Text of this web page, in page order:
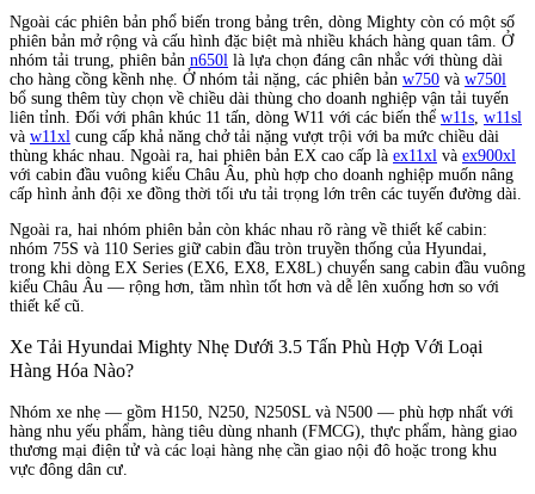
Ngoài các phiên bản phổ biến trong bảng trên, dòng Mighty còn có một số
phiên bản mở rộng và cấu hình đặc biệt mà nhiều khách hàng quan tâm. Ở
nhóm tải trung, phiên bản n650l là lựa chọn đáng cân nhắc với thùng dài
cho hàng cồng kềnh nhẹ. Ở nhóm tải nặng, các phiên bản w750 và w750l
bổ sung thêm tùy chọn về chiều dài thùng cho doanh nghiệp vận tải tuyến
liên tỉnh. Đối với phân khúc 11 tấn, dòng W11 với các biến thể w11s, w11sl
và w11xl cung cấp khả năng chở tải nặng vượt trội với ba mức chiều dài
thùng khác nhau. Ngoài ra, hai phiên bản EX cao cấp là ex11xl và ex900xl
với cabin đầu vuông kiểu Châu Âu, phù hợp cho doanh nghiệp muốn nâng
cấp hình ảnh đội xe đồng thời tối ưu tải trọng lớn trên các tuyến đường dài.
Ngoài ra, hai nhóm phiên bản còn khác nhau rõ ràng về thiết kế cabin:
nhóm 75S và 110 Series giữ cabin đầu tròn truyền thống của Hyundai,
trong khi dòng EX Series (EX6, EX8, EX8L) chuyển sang cabin đầu vuông
kiểu Châu Âu — rộng hơn, tầm nhìn tốt hơn và dễ lên xuống hơn so với
thiết kế cũ.
Xe Tải Hyundai Mighty Nhẹ Dưới 3.5 Tấn Phù Hợp Với Loại
Hàng Hóa Nào?
Nhóm xe nhẹ — gồm H150, N250, N250SL và N500 — phù hợp nhất với
hàng nhu yếu phẩm, hàng tiêu dùng nhanh (FMCG), thực phẩm, hàng giao
thương mại điện tử và các loại hàng nhẹ cần giao nội đô hoặc trong khu
vực đông dân cư.